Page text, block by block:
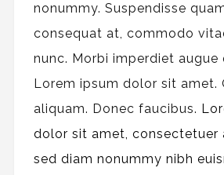
nonummy. Suspendisse
consequat at, commodo
nunc. Morbi imperdiet augue
Lorem ipsum dolor sit amet.
aliquam. Donec faucibus.
dolor sit amet, consectetuer
sed diam nonummy nibh